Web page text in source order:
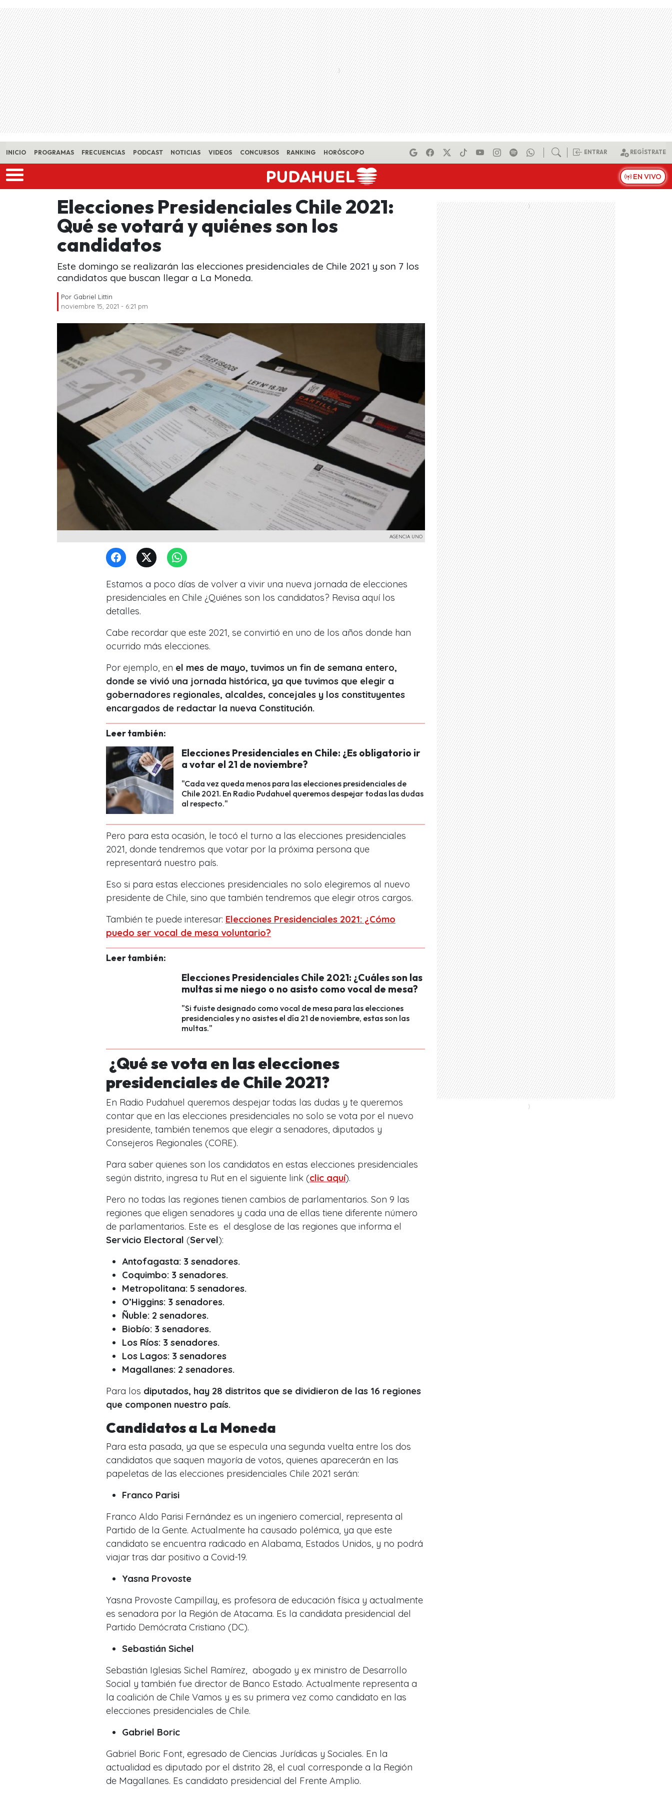
Skip to main content
INICIO PROGRAMAS FRECUENCIAS PODCAST NOTICIAS VIDEOS CONCURSOS RANKING HORÓSCOPO ENTRAR REGÍSTRATE
EN VIVO
Elecciones Presidenciales Chile 2021:
Qué se votará y quiénes son los
candidatos
Este domingo se realizarán las elecciones presidenciales de Chile 2021 y son 7 los
candidatos que buscan llegar a La Moneda.
Por Gabriel Littin
noviembre 15, 2021 - 6:21 pm
AGENCIA UNO
Estamos a poco días de volver a vivir una nueva jornada de elecciones
presidenciales en Chile ¿Quiénes son los candidatos? Revisa aquí los
detalles.
Cabe recordar que este 2021, se convirtió en uno de los años donde han
ocurrido más elecciones.
Por ejemplo, en el mes de mayo, tuvimos un fin de semana entero,
donde se vivió una jornada histórica, ya que tuvimos que elegir a
gobernadores regionales, alcaldes, concejales y los constituyentes
encargados de redactar la nueva Constitución.
Leer también:
Elecciones Presidenciales en Chile: ¿Es obligatorio ir
a votar el 21 de noviembre?
"Cada vez queda menos para las elecciones presidenciales de
Chile 2021. En Radio Pudahuel queremos despejar todas las dudas
al respecto."
Pero para esta ocasión, le tocó el turno a las elecciones presidenciales
2021, donde tendremos que votar por la próxima persona que
representará nuestro país.
Eso si para estas elecciones presidenciales no solo elegiremos al nuevo
presidente de Chile, sino que también tendremos que elegir otros cargos.
También te puede interesar: Elecciones Presidenciales 2021: ¿Cómo
puedo ser vocal de mesa voluntario?
Leer también:
Elecciones Presidenciales Chile 2021: ¿Cuáles son las
multas si me niego o no asisto como vocal de mesa?
"Si fuiste designado como vocal de mesa para las elecciones
presidenciales y no asistes el día 21 de noviembre, estas son las
multas."
¿Qué se vota en las elecciones
presidenciales de Chile 2021?
En Radio Pudahuel queremos despejar todas las dudas y te queremos
contar que en las elecciones presidenciales no solo se vota por el nuevo
presidente, también tenemos que elegir a senadores, diputados y
Consejeros Regionales (CORE).
Para saber quienes son los candidatos en estas elecciones presidenciales
según distrito, ingresa tu Rut en el siguiente link (clic aquí).
Pero no todas las regiones tienen cambios de parlamentarios. Son 9 las
regiones que eligen senadores y cada una de ellas tiene diferente número
de parlamentarios. Este es el desglose de las regiones que informa el
Servicio Electoral (Servel):
Antofagasta: 3 senadores.
Coquimbo: 3 senadores.
Metropolitana: 5 senadores.
O’Higgins: 3 senadores.
Ñuble: 2 senadores.
Biobío: 3 senadores.
Los Ríos: 3 senadores.
Los Lagos: 3 senadores
Magallanes: 2 senadores.
Para los diputados, hay 28 distritos que se dividieron de las 16 regiones
que componen nuestro país.
Candidatos a La Moneda
Para esta pasada, ya que se especula una segunda vuelta entre los dos
candidatos que saquen mayoría de votos, quienes aparecerán en las
papeletas de las elecciones presidenciales Chile 2021 serán:
Franco Parisi
Franco Aldo Parisi Fernández es un ingeniero comercial, representa al
Partido de la Gente. Actualmente ha causado polémica, ya que este
candidato se encuentra radicado en Alabama, Estados Unidos, y no podrá
viajar tras dar positivo a Covid-19.
Yasna Provoste
Yasna Provoste Campillay, es profesora de educación física y actualmente
es senadora por la Región de Atacama. Es la candidata presidencial del
Partido Demócrata Cristiano (DC).
Sebastián Sichel
Sebastián Iglesias Sichel Ramírez, abogado y ex ministro de Desarrollo
Social y también fue director de Banco Estado. Actualmente representa a
la coalición de Chile Vamos y es su primera vez como candidato en las
elecciones presidenciales de Chile.
Gabriel Boric
Gabriel Boric Font, egresado de Ciencias Jurídicas y Sociales. En la
actualidad es diputado por el distrito 28, el cual corresponde a la Región
de Magallanes. Es candidato presidencial del Frente Amplio.